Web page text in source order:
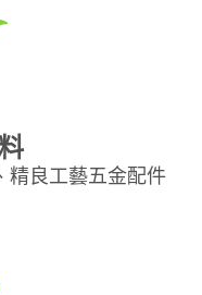
精良工藝五金配件